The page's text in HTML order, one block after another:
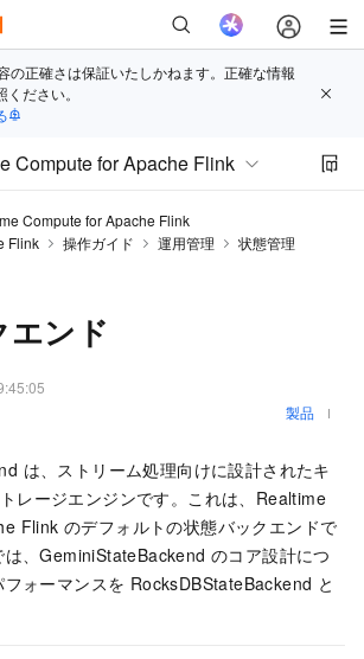
の正確さは保証いたしかねます。正確な情報
ださい。
Compute for Apache Flink
Compute for Apache Flink
Flink
操作ガイド 運用管理
状態管理
エンド
製品
は、ストリーム処理向けに設計されたキ
レージエンジンです。これは、Realtime
Flink のデフォルトの状態バックエンドで
、GeminiStateBackend のコア設計につ
ォーマンスを RocksDBStateBackend と